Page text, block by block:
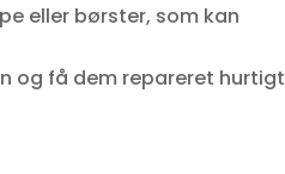
eller børster, som kan
og få dem repareret hurtigt